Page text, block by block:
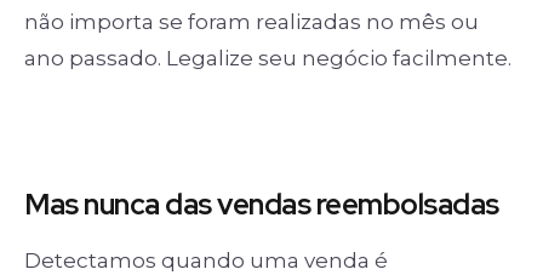
não importa se foram realizadas no mês ou
ano passado. Legalize seu negócio facilmente.
Mas nuncadas vendasreembolsadas
Detectamos quando uma venda é